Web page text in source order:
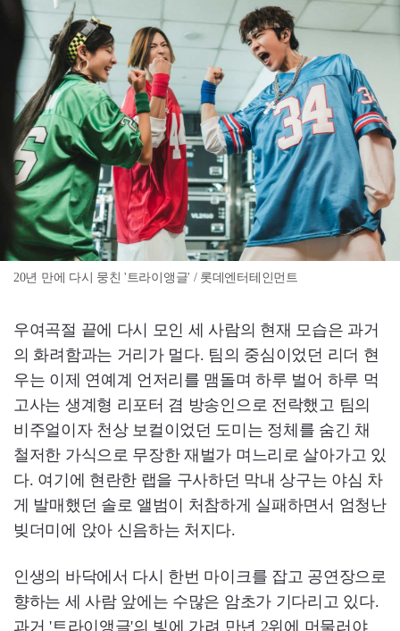
20년 만에 다시 뭉친 '트라이앵글' / 롯데엔터테인먼트
우여곡절 끝에 다시 모인 세 사람의 현재 모습은 과거
의 화려함과는 거리가 멀다. 팀의 중심이었던 리더 현
우는 이제 연예계 언저리를 맴돌며 하루 벌어 하루 먹
고사는 생계형 리포터 겸 방송인으로 전락했고 팀의
비주얼이자 천상 보컬이었던 도미는 정체를 숨긴 채
철저한 가식으로 무장한 재벌가 며느리로 살아가고 있
다. 여기에 현란한 랩을 구사하던 막내 상구는 야심 차
게 발매했던 솔로 앨범이 처참하게 실패하면서 엄청난
빚더미에 앉아 신음하는 처지다.
인생의 바닥에서 다시 한번 마이크를 잡고 공연장으로
향하는 세 사람 앞에는 수많은 암초가 기다리고 있다.
과거 '트라이앵글'의 빛에 가려 만년 2위에 머물러야